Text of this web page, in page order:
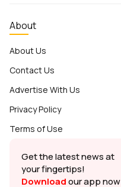
About
About Us
Contact Us
Advertise With Us
Privacy Policy
Terms of Use
Get the latest news at
your fingertips!
Downloadour app now